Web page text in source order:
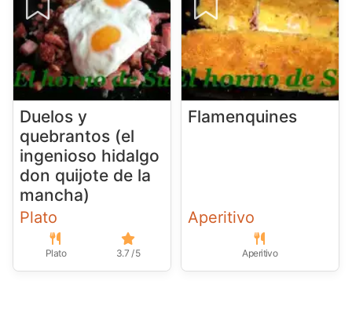
Duelos y
quebrantos (el
ingenioso hidalgo
don quijote de la
mancha)
Plato
Plato 3.7 / 5
Flamenquines
Aperitivo
Aperitivo